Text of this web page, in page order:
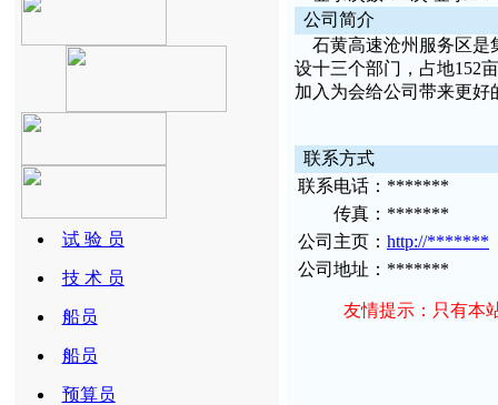
试 验 员
技 术 员
船员
船员
预算员
公司简介
石黄高速沧州服务区是
设十三个部门，占地152
加入为会给公司带来更好
联系方式
联系电话： *******
传真： *******
公司主页： http://*******
公司地址： *******
友情提示：只有本